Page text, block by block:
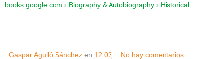
books.google.com › Biography & Autobiography › Historical
Gaspar Agulló Sánchez en 12:03 No hay comentarios: